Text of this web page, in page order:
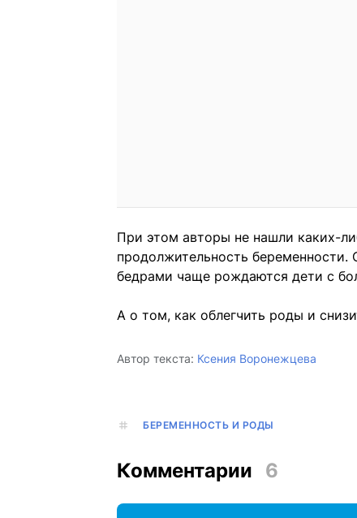
При этом авторы не нашли каких-
продолжительность
бедрами чаще рождаются дети с
А о том, как облегчить роды и
Автор текста: Ксения Воронежцева
БЕРЕМЕННОСТЬ И РОДЫ
Комментарии 6